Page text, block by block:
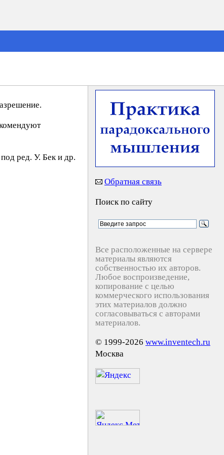
под ред. У. Бeк и др.
Обратная связь
Поиск по сайту
Все расположенные на сервере
материалы являются
собственностью их авторов.
Любое воспроизведение,
копирование с целью
коммерческого использования
этих материалов должно
согласовываться с авторами
материалов.
© 1999-2026 www.inventech.ru
Москва